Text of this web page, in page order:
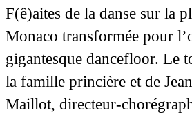
F(ê)aites de la danse sur la
Monaco transformée pour
gigantesque dancefloor. Le
la famille princière et de
Maillot, directeur-